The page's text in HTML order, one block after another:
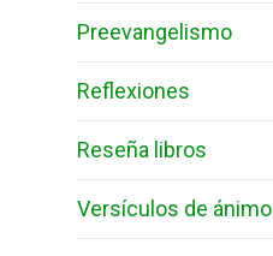
Preevangelismo
Reflexiones
Reseña libros
Versículos de ánimo